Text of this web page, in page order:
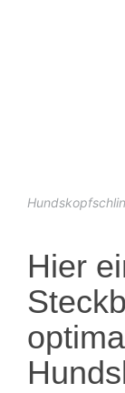
Hier